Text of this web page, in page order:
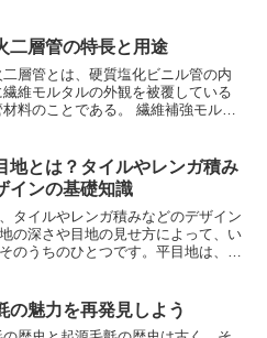
を抑えるためにも水和熱を抑える
にも必要です。基本としては、発熱
すい主要鉱物を抑えた中庸熱ポルト
ドセメントを使うことによって発熱
えることができるようになります。
なった。ビニールや布だけではな
されているため、環境にあった物を
なシェアになっているのはビニール
が存在する。不燃処理を施した紙を
性も高めている。
二層管の特長と用途
二層管とは、硬質塩化ビニル管の内
繊維モルタルの外観を被覆している
料のことである。
繊維補強モルタ
所でも使用できる。繊維モルタルで
されているため吸水性や吸湿性があ
鋼管や銅管、ステンレス管などの金
や、塩化ビニル管などのように防露
を必要としないのが特徴である。こ
り工期短縮やコストダウンにつな
地とは？タイルやレンガ積み
インの基礎知識
タイルやレンガ積みなどのデザイン
の深さや目地の見せ方によって、い
のうちのひとつです。平目地は、断
ため、タイルやレンガの表面がより
の魅力を再発見しよう